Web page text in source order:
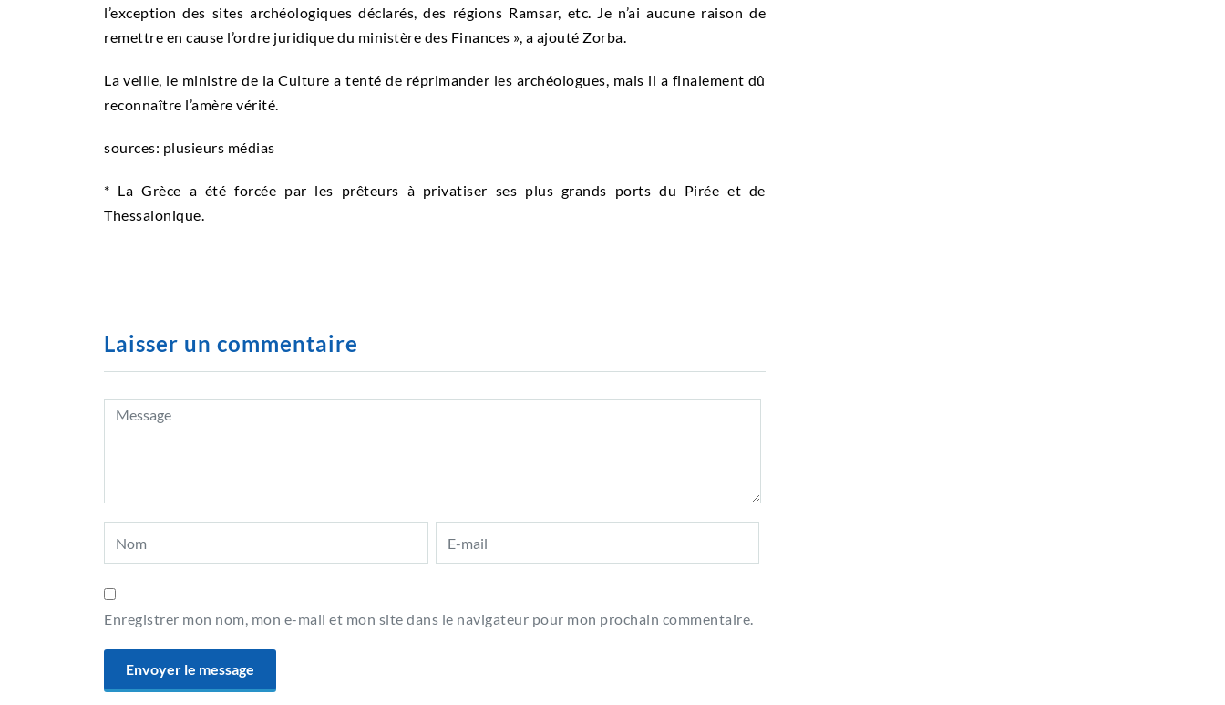
l’exception des sites archéologiques déclarés, des régions Ramsar, etc. Je n’ai aucune raison de
remettre en cause l’ordre juridique du ministère des Finances », a ajouté Zorba.
La veille, le ministre de la Culture a tenté de réprimander les archéologues, mais il a finalement dû
reconnaître l’amère vérité.
sources: plusieurs médias
* La Grèce a été forcée par les prêteurs à privatiser ses plus grands ports du Pirée et de
Thessalonique.
Laisser un commentaire
Enregistrer mon nom, mon e-mail et mon site dans le navigateur pour mon prochain commentaire.